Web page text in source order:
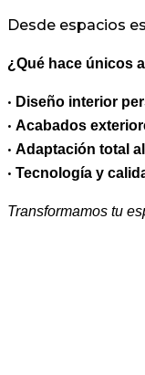
Desde espacios
¿Qué hace únicos
• Diseño interior
• Acabados
• Adaptación total
• Tecnología y
Transformamos tu